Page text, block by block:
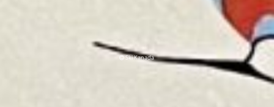
Ski Kanada